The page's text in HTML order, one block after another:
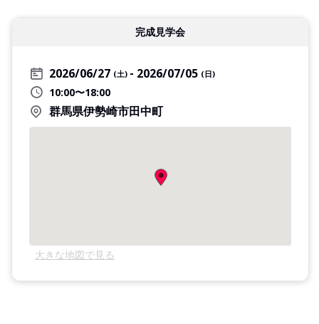
完成見学会
2026/06/27 (土) 2026/07/05 (日)
10:00〜18:00
群馬県伊勢崎市田中町
大きな地図で見る